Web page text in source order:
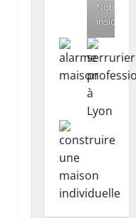
Nobody
inside